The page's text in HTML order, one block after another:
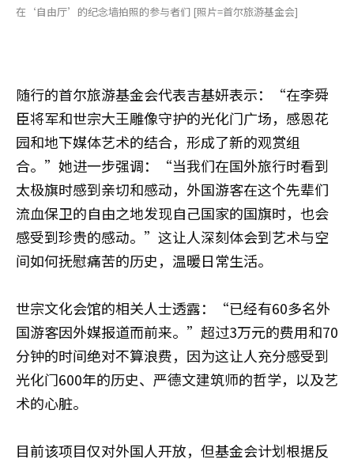
在‘自由厅’的纪念墙拍照的参与者们 [照片=首尔旅游基金会]
随行的首尔旅游基金会代表吉基妍表示：“在李舜
臣将军和世宗大王雕像守护的光化门广场，感恩花
园和地下媒体艺术的结合，形成了新的观赏组
合。”她进一步强调：“当我们在国外旅行时看到
太极旗时感到亲切和感动，外国游客在这个先辈们
流血保卫的自由之地发现自己国家的国旗时，也会
感受到珍贵的感动。”这让人深刻体会到艺术与空
间如何抚慰痛苦的历史，温暖日常生活。
世宗文化会馆的相关人士透露：“已经有60多名外
国游客因外媒报道而前来。”超过3万元的费用和70
分钟的时间绝对不算浪费，因为这让人充分感受到
光化门600年的历史、严德文建筑师的哲学，以及艺
术的心脏。
目前该项目仅对外国人开放，但基金会计划根据反